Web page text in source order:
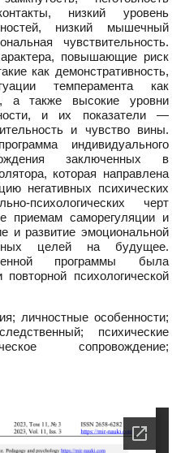
низкий уровень
низкий мышечный
чувствительность.
повышающие риск
как демонстративность,
темперамента как
а также высокие уровни
и их показатели —
и чувство вины.
индивидуального
заключенных в
которая направлена
негативных психических
психологических черт
приемам саморегуляции и
и развитие эмоциональной
целей на будущее.
программы была
психологической
личностные особенности;
психические
сопровождение;